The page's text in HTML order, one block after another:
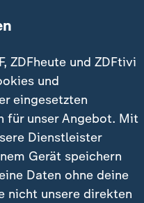
ZDFheute und ZDFtivi
und
eingesetzten
für unser Angebot. Mit
Dienstleister
Gerät speichern
Daten ohne deine
nicht unsere direkten